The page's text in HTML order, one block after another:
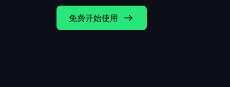
免费开始使用